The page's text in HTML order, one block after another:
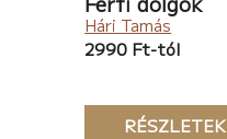
Hári Tamás
2990 Ft-tól
RÉSZLETEK